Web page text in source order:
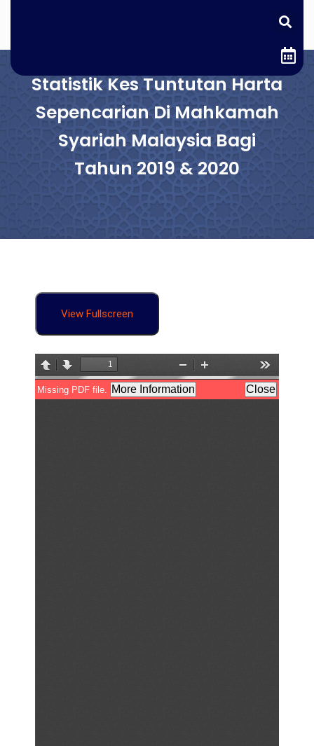
Statistik Kes Tuntutan Harta
Sepencarian Di Mahkamah
Syariah Malaysia Bagi
Tahun 2019 & 2020
View Fullscreen